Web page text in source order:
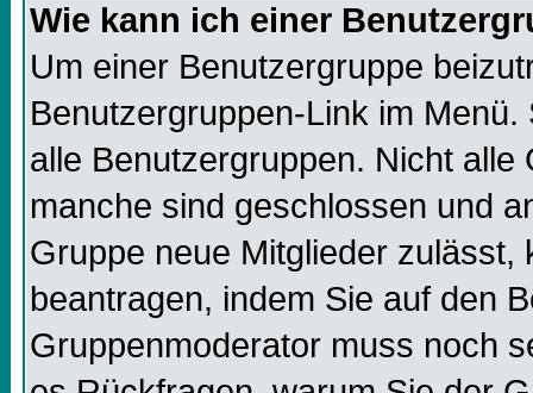
Wie kann ich einer
Um einer Benutzergruppe
Benutzergruppen-Link im
alle Benutzergruppen. Nicht
manche sind geschlossen und
Gruppe neue Mitglieder zulässt,
beantragen, indem Sie auf den
Gruppenmoderator muss noch